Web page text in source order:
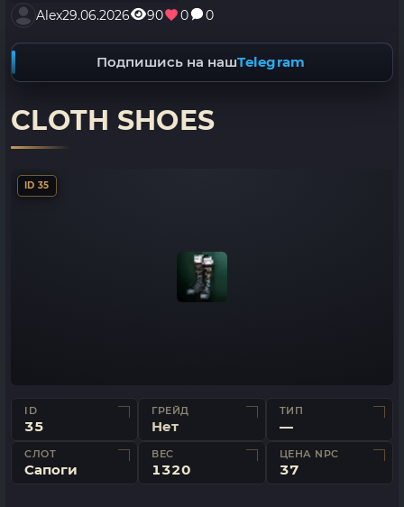
Alex29.06.2026 90 0 0
Подпишись на нашTelegram
CLOTH SHOES
ID 35
ID
35
ГРЕЙД
Нет
ТИП
—
СЛОТ
Сапоги
ВЕС
1320
ЦЕНА NPC
37